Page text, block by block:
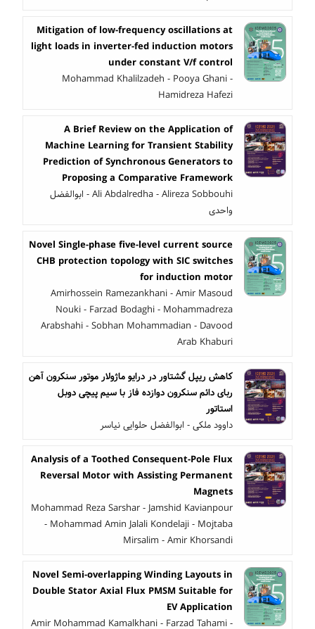
Mitigation of low-frequency oscillations at
light loads in inverter-fed induction motors
under constant V/f control
Mohammad Khalilzadeh - Pooya Ghani -
Hamidreza Hafezi
A Brief Review on the Application of
Machine Learning for Transient Stability
Prediction of Synchronous Generators to
Proposing a Comparative Framework
Ali Abdalredha - Alireza Sobbouhi - ابوالفضل
واحدی
Novel Single-phase five-level current source
CHB protection topology with SIC switches
for induction motor
Amirhossein Ramezankhani - Amir Masoud
Nouki - Farzad Bodaghi - Mohammadreza
Arabshahi - Sobhan Mohammadian - Davood
Arab Khaburi
کاهش ریپل گشتاور در درایو ماژولار موتور سنکرون آهن
ربای دائم سنکرون دوازده فاز با سیم پیچی دوبل
استاتور
داوود ملکی - ابوالفضل حلوایی نیاسر
Analysis of a Toothed Consequent-Pole Flux
Reversal Motor with Assisting Permanent
Magnets
Mohammad Reza Sarshar - Jamshid Kavianpour
- Mohammad Amin Jalali Kondelaji - Mojtaba
Mirsalim - Amir Khorsandi
Novel Semi-overlapping Winding Layouts in
Double Stator Axial Flux PMSM Suitable for
EV Application
Amir Mohammad Kamalkhani - Farzad Tahami -